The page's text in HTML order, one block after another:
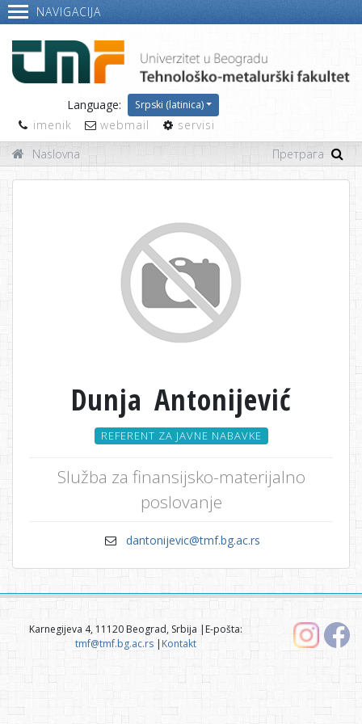
NAVIGACIJA
Language: Srpski (latinica)
imenik webmail
servisi
Naslovna
Dunja Antonijević
REFERENT ZA JAVNE NABAVKE
Služba za finansijsko-materijalno
poslovanje
dantonijevic@tmf.bg.ac.rs
Karnegijeva 4, 11120 Beograd, Srbija |E-pošta:
tmf@tmf.bg.ac.rs| Kontakt